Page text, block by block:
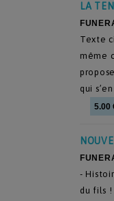
LA
Texte
même
qui
5.00
-
du fils !